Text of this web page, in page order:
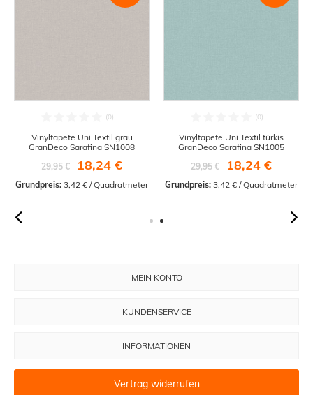
Vinyltapete Uni Textil grau
GranDeco Sarafina SN1008
29,95 €
18,24 €
Grundpreis: 3,42 € / Quadratmeter
Vinyltapete Uni Textil türkis
GranDeco Sarafina SN1005
29,95 €
18,24 €
Grundpreis: 3,42 € / Quadratmeter
MEIN KONTO
KUNDENSERVICE
INFORMATIONEN
Vertrag widerrufen